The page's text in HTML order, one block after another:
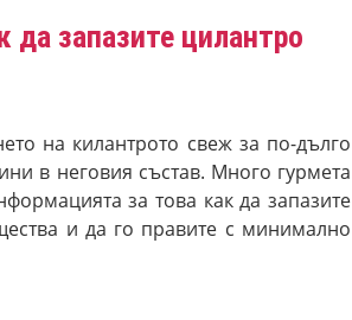
да запазите цилантро
на килантрото свеж за по-дълго
в неговия състав. Много гурмета
за това как да запазите
и да го правите с минимално